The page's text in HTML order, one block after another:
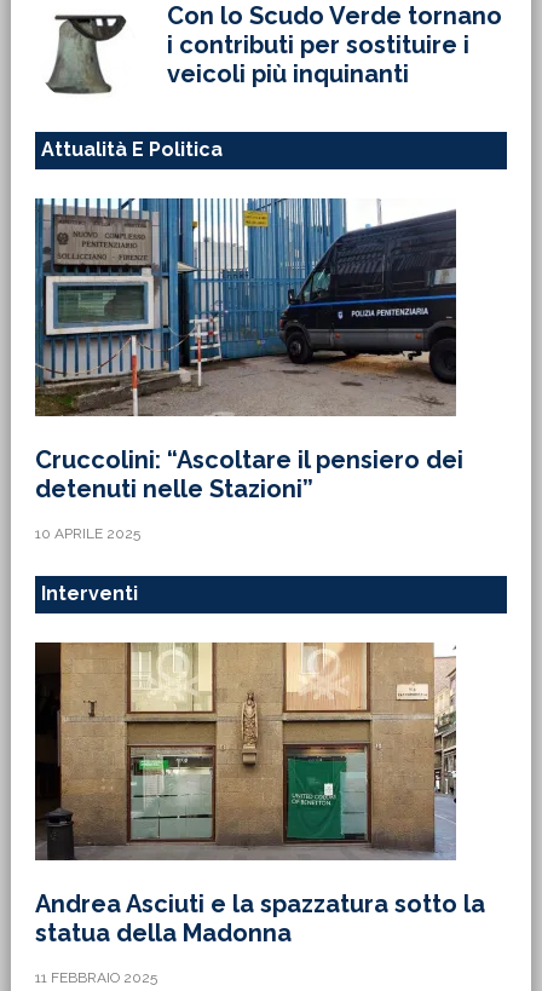
Con lo Scudo Verde tornano
i contributi per sostituire i
veicoli più inquinanti
Attualità E Politica
Cruccolini: “Ascoltare il pensiero dei
detenuti nelle Stazioni”
10 APRILE 2025
Interventi
Andrea Asciuti e la spazzatura sotto la
statua della Madonna
11 FEBBRAIO 2025